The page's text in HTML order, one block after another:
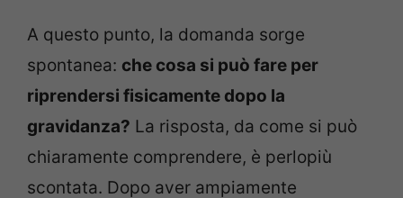
A questo punto, la domanda sorge
spontanea: che cosa si può fare per
riprendersi fisicamente dopo la
gravidanza? La risposta, da come si può
chiaramente comprendere, è perlopiù
scontata. Dopo aver ampiamente